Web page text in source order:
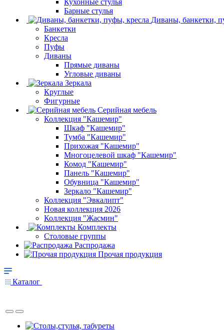
Кухонные стулья
Барные стулья
Диваны, банкетки,
Банкетки
Кресла
Пуфы
Диваны
Прямые диваны
Угловые диваны
Зеркала
Круглые
Фигурные
Серийная мебель
Коллекция "Кашемир"
Шкаф "Кашемир"
Тумба "Кашемир"
Прихожая "Кашемир"
Многоцелевой шкаф "Кашемир"
Комод "Кашемир"
Панель "Кашемир"
Обувница "Кашемир"
Зеркало "Кашемир"
Коллекция "Эвкалипт"
Новая коллекция 2026
Коллекция "Жасмин"
Комплекты
Столовые группы
Распродажа
Прочая продукция
Каталог